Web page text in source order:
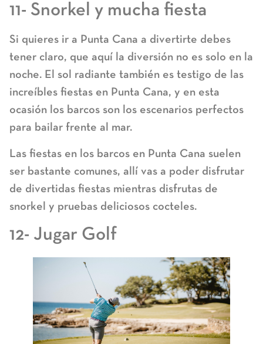
11- Snorkel y mucha fiesta
Si quieres ir a Punta Cana a divertirte debes
tener claro, que aquí la diversión no es solo en la
noche. El sol radiante también es testigo de las
increíbles fiestas en Punta Cana, y en esta
ocasión los barcos son los escenarios perfectos
para bailar frente al mar.
Las fiestas en los barcos en Punta Cana suelen
ser bastante comunes, allí vas a poder disfrutar
de divertidas fiestas mientras disfrutas de
snorkel y pruebas deliciosos cocteles.
12- Jugar Golf